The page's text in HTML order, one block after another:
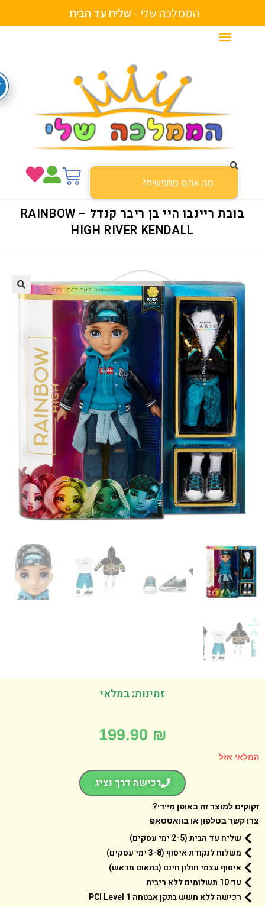
הממלכה שלי -ש ל חעדהבי ת
בובת ריינבו היי בן ריבר קנדל – RAINBOW
HIGH RIVER KENDALL
זמינות: במלאי
199.90
אזל
רכישה דרך נציג
למוצר זה באופן מיידי?
קשר בטלפון או בוואטסאפ
שליח עד הבית (2-5 ימי עסקים)
משלוח לנקודת איסוף (3-8 ימי עסקים)
איסוף עצמי חולון חינם (בתאום מראש)
עד 10 תשלומים ללא ריבית
רכישה ללא חשש בתקן אבטחה 1 PCI Level